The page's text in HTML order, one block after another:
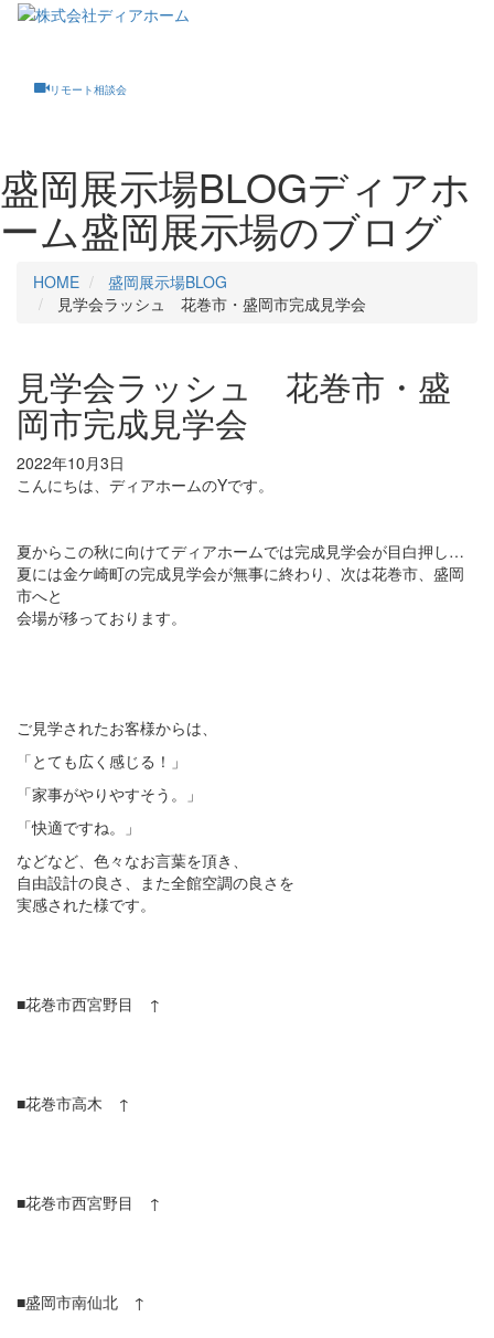
リモート相談会
盛岡展示場BLOGディアホ
ーム盛岡展示場のブログ
HOME
盛岡展示場BLOG
見学会ラッシュ 花巻市・盛岡市完成見学会
見学会ラッシュ 花巻市・盛
岡市完成見学会
2022年10月3日
こんにちは、ディアホームのYです。
夏からこの秋に向けてディアホームでは完成見学会が目白押し…
夏には金ケ崎町の完成見学会が無事に終わり、次は花巻市、盛岡
市へと
会場が移っております。
ご見学されたお客様からは、
「とても広く感じる！」
「家事がやりやすそう。」
「快適ですね。」
などなど、色々なお言葉を頂き、
自由設計の良さ、また全館空調の良さを
実感された様です。
■花巻市西宮野目 ↑
■花巻市高木 ↑
■花巻市西宮野目 ↑
■盛岡市南仙北 ↑